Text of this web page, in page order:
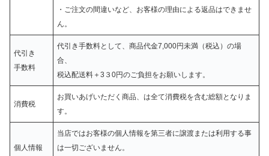
・ご注文の間違いなど、お客様の理由による返品はできませ
ん。
代引き
手数料
代引き手数料として、商品代金7,000円未満（税込）の場
合、
税込配送料＋3３0円のご負担をお願いします。
消費税
お買いあげいただく商品、は全て消費税を含む総額となりま
す。
個人情報
当店ではお客様の個人情報を第三者に譲渡または利用する事
は一切ございません。